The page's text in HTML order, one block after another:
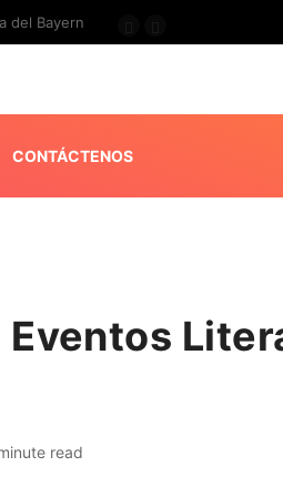
del Bayern
CONTÁCTENOS
Eventos
read